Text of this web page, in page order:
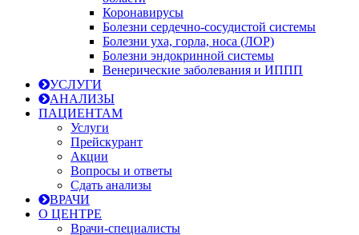
Коронавирусы
Болезни сердечно-сосудистой системы
Болезни уха, горла, носа (ЛОР)
Болезни эндокринной системы
Венерические заболевания и ИППП
УСЛУГИ
АНАЛИЗЫ
ПАЦИЕНТАМ
Услуги
Прейскурант
Акции
Вопросы и ответы
Сдать анализы
ВРАЧИ
О ЦЕНТРЕ
Врачи-специалисты